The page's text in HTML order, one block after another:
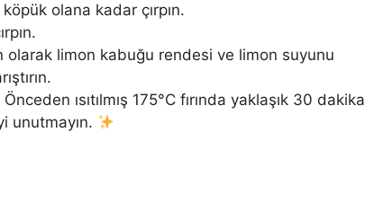
olana kadar çırpın.
limon kabuğu rendesi ve limon suyunu
ısıtılmış 175°C fırında yaklaşık 30 dakika
unutmayın.